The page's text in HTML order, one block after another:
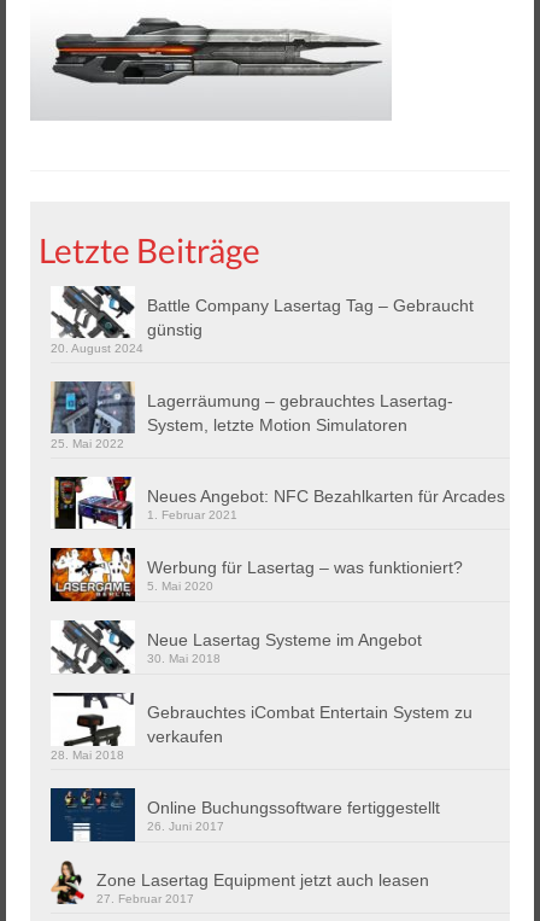
Helios Pro
Buchungssoftware
Arcade Automaten
Downloads
Kontakt / Impressum / AGB
Datenschutz
Letzte Beiträge
Battle Company Lasertag Tag – Gebraucht
günstig
20. August 2024
Lagerräumung – gebrauchtes Lasertag-
System, letzte Motion Simulatoren
25. Mai 2022
Neues Angebot: NFC Bezahlkarten für Arcades
1. Februar 2021
Werbung für Lasertag – was funktioniert?
5. Mai 2020
Neue Lasertag Systeme im Angebot
30. Mai 2018
Gebrauchtes iCombat Entertain System zu
verkaufen
28. Mai 2018
Online Buchungssoftware fertiggestellt
26. Juni 2017
Zone Lasertag Equipment jetzt auch leasen
27. Februar 2017